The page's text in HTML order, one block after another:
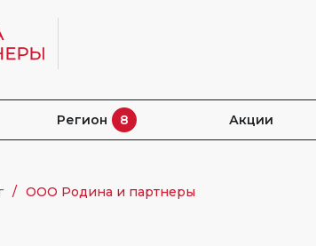
Регион 8 Акции
ООО Родина и партнеры